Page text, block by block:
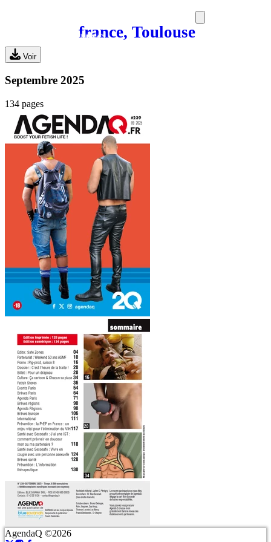
france, Toulouse
MEDIAMAG
Voir
Septembre 2025
134 pages
AgendaQ ©2026